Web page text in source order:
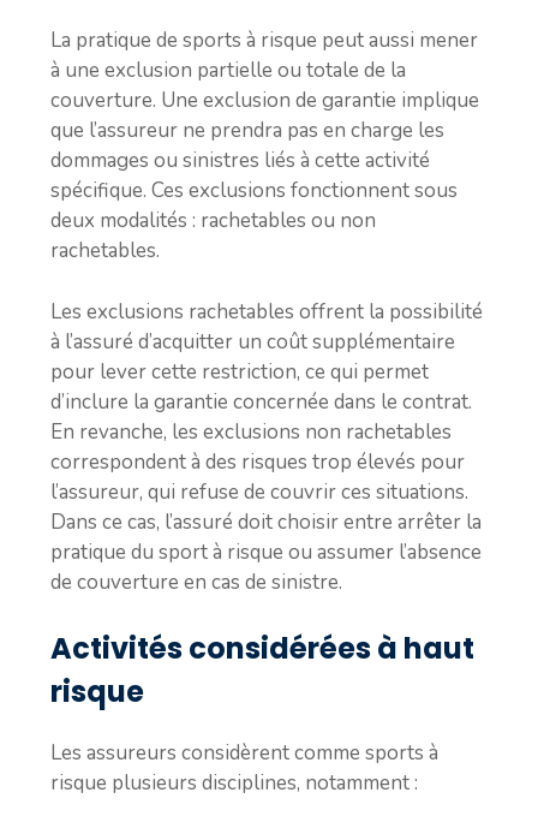
La pratique de sports à risque peut aussi mener
à une exclusion partielle ou totale de la
couverture. Une exclusion de garantie implique
que l’assureur ne prendra pas en charge les
dommages ou sinistres liés à cette activité
spécifique. Ces exclusions fonctionnent sous
deux modalités : rachetables ou non
rachetables.
Les exclusions rachetables offrent la possibilité
à l’assuré d’acquitter un coût supplémentaire
pour lever cette restriction, ce qui permet
d’inclure la garantie concernée dans le contrat.
En revanche, les exclusions non rachetables
correspondent à des risques trop élevés pour
l’assureur, qui refuse de couvrir ces situations.
Dans ce cas, l’assuré doit choisir entre arrêter la
pratique du sport à risque ou assumer l’absence
de couverture en cas de sinistre.
Activités considérées à haut
risque
Les assureurs considèrent comme sports à
risque plusieurs disciplines, notamment :